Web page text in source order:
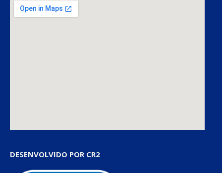
DESENVOLVIDO POR CR2